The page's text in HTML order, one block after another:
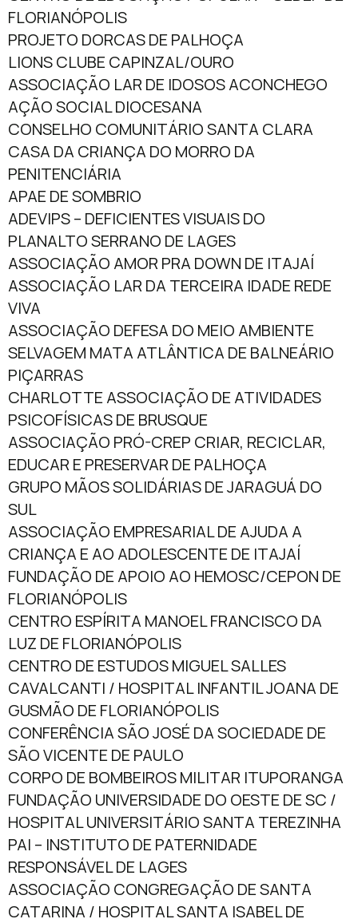
FLORIANÓPOLIS
PROJETO DORCAS DE PALHOÇA
LIONS CLUBE CAPINZAL/OURO
ASSOCIAÇÃO LAR DE IDOSOS ACONCHEGO
AÇÃO SOCIAL DIOCESANA
CONSELHO COMUNITÁRIO SANTA CLARA
CASA DA CRIANÇA DO MORRO DA
PENITENCIÁRIA
APAE DE SOMBRIO
ADEVIPS – DEFICIENTES VISUAIS DO
PLANALTO SERRANO DE LAGES
ASSOCIAÇÃO AMOR PRA DOWN DE ITAJAÍ
ASSOCIAÇÃO LAR DA TERCEIRA IDADE REDE
VIVA
ASSOCIAÇÃO DEFESA DO MEIO AMBIENTE
SELVAGEM MATA ATLÂNTICA DE BALNEÁRIO
PIÇARRAS
CHARLOTTE ASSOCIAÇÃO DE ATIVIDADES
PSICOFÍSICAS DE BRUSQUE
ASSOCIAÇÃO PRÓ-CREP CRIAR, RECICLAR,
EDUCAR E PRESERVAR DE PALHOÇA
GRUPO MÃOS SOLIDÁRIAS DE JARAGUÁ DO
SUL
ASSOCIAÇÃO EMPRESARIAL DE AJUDA A
CRIANÇA E AO ADOLESCENTE DE ITAJAÍ
FUNDAÇÃO DE APOIO AO HEMOSC/CEPON DE
FLORIANÓPOLIS
CENTRO ESPÍRITA MANOEL FRANCISCO DA
LUZ DE FLORIANÓPOLIS
CENTRO DE ESTUDOS MIGUEL SALLES
CAVALCANTI / HOSPITAL INFANTIL JOANA DE
GUSMÃO DE FLORIANÓPOLIS
CONFERÊNCIA SÃO JOSÉ DA SOCIEDADE DE
SÃO VICENTE DE PAULO
CORPO DE BOMBEIROS MILITAR ITUPORANGA
FUNDAÇÃO UNIVERSIDADE DO OESTE DE SC /
HOSPITAL UNIVERSITÁRIO SANTA TEREZINHA
PAI – INSTITUTO DE PATERNIDADE
RESPONSÁVEL DE LAGES
ASSOCIAÇÃO CONGREGAÇÃO DE SANTA
CATARINA / HOSPITAL SANTA ISABEL DE